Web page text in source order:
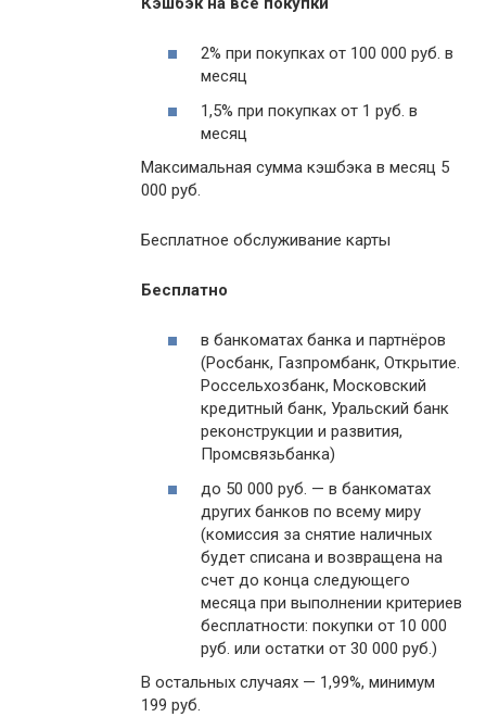
2% при покупках от 100 000 руб. в
месяц
1,5% при покупках от 1 руб. в
месяц
Максимальная сумма кэшбэка в месяц 5
000 руб.
Бесплатное обслуживание карты
Бесплатно
в банкоматах банка и партнёров
(Росбанк, Газпромбанк, Открытие.
Россельхозбанк, Московский
кредитный банк, Уральский банк
реконструкции и развития,
Промсвязьбанка)
до 50 000 руб. — в банкоматах
других банков по всему миру
(комиссия за снятие наличных
будет списана и возвращена на
счет до конца следующего
месяца при выполнении критериев
бесплатности: покупки от 10 000
руб. или остатки от 30 000 руб.)
В остальных случаях — 1,99%, минимум
199 руб.